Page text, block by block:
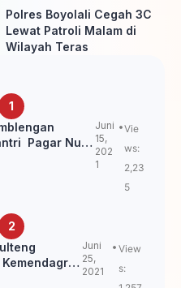
Polres Boyolali Cegah 3C
Lewat Patroli Malam di
Wilayah Teras
Pagar Nusa
Juni
15,
202
1
Vie
ws:
2,23
5
Juni
25,
2021
View
s: